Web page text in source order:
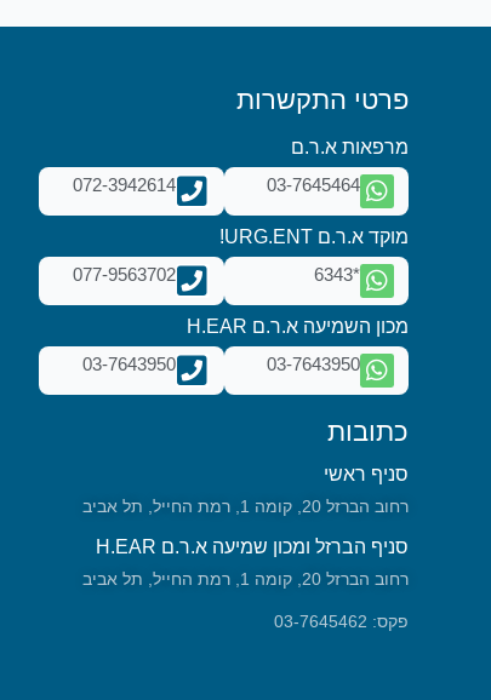
פרטי התקשרות
מרפאות א.ר.ם
03-7645464
072-3942614
מוקד א.ר.ם URG.ENT!
*6343
077-9563702
מכון השמיעה א.ר.ם H.EAR
03-7643950
03-7643950
כתובות
סניף ראשי
רחוב הברזל 20, קומה 1, רמת החייל, תל אביב
סניף הברזל ומכון שמיעה א.ר.ם H.EAR
רחוב הברזל 20, קומה 1, רמת החייל, תל אביב
פקס: 03-7645462